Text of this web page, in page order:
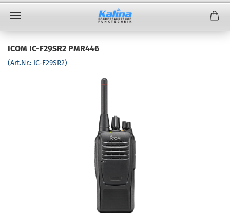
ICOM IC-F29SR2 PMR446
(Art.Nr.: IC-F29SR2)